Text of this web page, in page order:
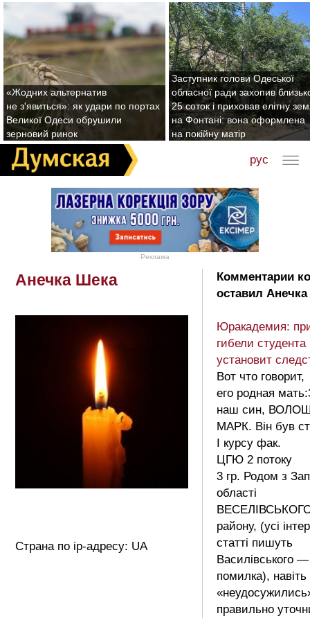
«Жодних альтернатив
не з'явиться»: як удари по портах
Великої Одеси обрушили
зерновий ринок
Заступник голови Одеської
обласної ради захопив
25 соток і приховав елітну
на Фонтані: вона оформлена
на покійну матір
рус
Реклама
Анечка Шека
Страна по ip-адресу: UA
Комментарии
оставил
Юракадемия:
гибели студента
установит
Вот что говорит,
его родная
наш син,
МАРК. Він був
І курсу фак.
ЦГЮ 2 потоку
3 гр. Родом з
області
району, (усі
статті пишуть
Василівського —
помилка), навіть
правильно